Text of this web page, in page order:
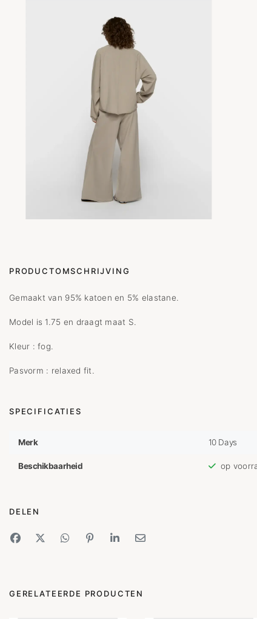
PRODUCTOMSCHRIJVING
Gemaakt van 95% katoen en 5% elastane.
Model is 1.75 en draagt maat S.
Kleur : fog.
Pasvorm : relaxed fit.
SPECIFICATIES
Merk 10 Days
Beschikbaarheid op
DELEN
GERELATEERDE PRODUCTEN